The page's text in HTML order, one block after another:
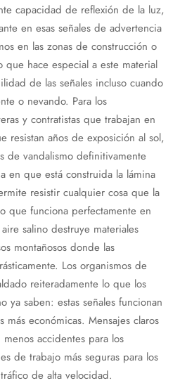
capacidad de reflexión de la luz,
en esas señales de advertencia
en las zonas de construcción o
que hace especial a este material
de las señales incluso cuando
o nevando. Para los
y contratistas que trabajan en
resistan años de exposición al sol,
de vandalismo definitivamente
en que está construida la lámina
resistir cualquier cosa que la
que funciona perfectamente en
salino destruye materiales
montañosos donde las
Los organismos de
reiteradamente lo que los
ya saben: estas señales funcionan
más económicas. Mensajes claros
accidentes para los
de trabajo más seguras para los
de alta velocidad.